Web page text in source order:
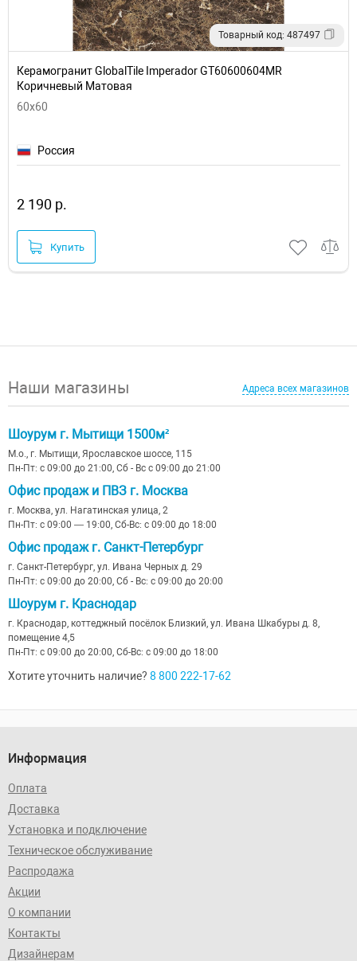
Товарный код: 487497
Керамогранит GlobalTile Imperador GT60600604MR
Коричневый Матовая
60x60
Россия
2 190 р.
Купить
Наши магазины Адреса всех магазинов
Шоурум г. Мытищи 1500м²
М.о., г. Мытищи, Ярославское шоссе, 115
Пн-Пт: с 09:00 до 21:00, Сб - Вс с 09:00 до 21:00
Офис продаж и ПВЗ г. Москва
г. Москва, ул. Нагатинская улица, 2
Пн-Пт: с 09:00 — 19:00, Сб-Вс: с 09:00 до 18:00
Офис продаж г. Санкт-Петербург
г. Санкт-Петербург, ул. Ивана Черных д. 29
Пн-Пт: с 09:00 до 20:00, Сб - Вс: с 09:00 до 20:00
Шоурум г. Краснодар
г. Краснодар, коттеджный посёлок Близкий, ул. Ивана Шкабуры д. 8,
помещение 4,5
Пн-Пт: с 09:00 до 20:00, Сб-Вс: с 09:00 до 18:00
Хотите уточнить наличие? 8 800 222-17-62
Информация
Оплата
Доставка
Установка и подключение
Техническое обслуживание
Распродажа
Акции
О компании
Контакты
Дизайнерам